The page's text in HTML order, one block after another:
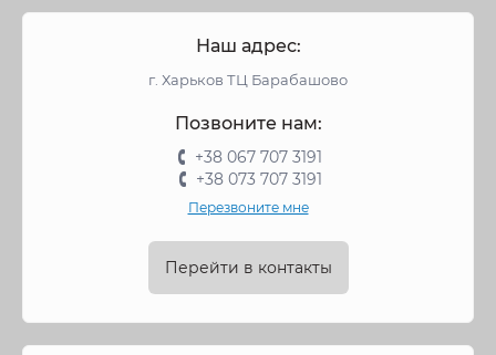
Наш адрес:
г. Харьков ТЦ Барабашово
Позвоните нам:
+38 067 707 3191
+38 073 707 3191
Перезвоните мне
Перейти в контакты